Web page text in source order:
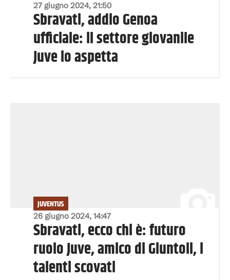
27 giugno 2024, 21:50
Sbravati, addio Genoa
ufficiale: il settore giovanile
Juve lo aspetta
26 giugno 2024, 14:47
JUVENTUS
Sbravati, ecco chi è: futuro
ruolo Juve, amico di Giuntoli, i
talenti scovati